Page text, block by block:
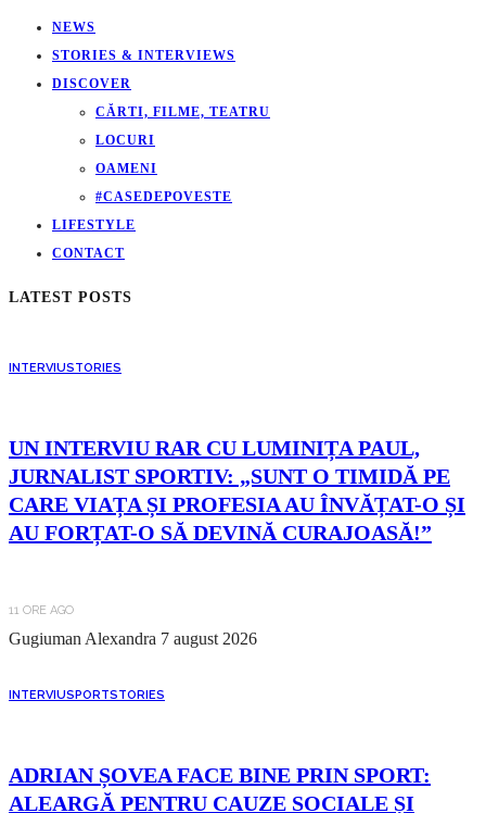
NEWS
STORIES & INTERVIEWS
DISCOVER
CĂRTI, FILME, TEATRU
LOCURI
OAMENI
#CASEDEPOVESTE
LIFESTYLE
CONTACT
LATEST POSTS
INTERVIUSTORIES
UN INTERVIU RAR CU LUMINIȚA PAUL,
JURNALIST SPORTIV: „SUNT O TIMIDĂ PE
CARE VIAȚA ȘI PROFESIA AU ÎNVĂȚAT-O ȘI
AU FORȚAT-O SĂ DEVINĂ CURAJOASĂ!”
11 ORE AGO
Gugiuman Alexandra 7 august 2026
INTERVIUSPORTSTORIES
ADRIAN ȘOVEA FACE BINE PRIN SPORT:
ALEARGĂ PENTRU CAUZE SOCIALE ȘI